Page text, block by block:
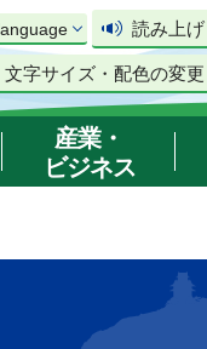
読み上げ
文字サイズ・配色の変更
産業・
ビジネス